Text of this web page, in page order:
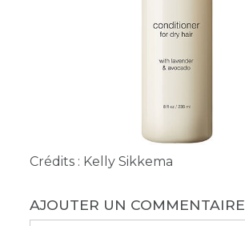
Crédits : Kelly Sikkema
AJOUTER UN COMMENTAIRE